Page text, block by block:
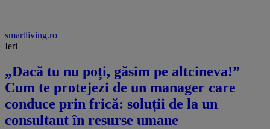
smartliving.ro
Ieri
„Dacă tu nu poți, găsim pe altcineva!”
Cum te protejezi de un manager care
conduce prin frică: soluții de la un
consultant în resurse umane